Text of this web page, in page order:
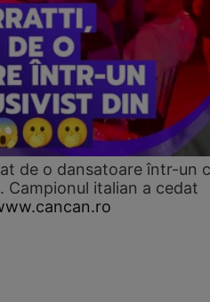
de o dansatoare într-un
Campionul italian a cedat